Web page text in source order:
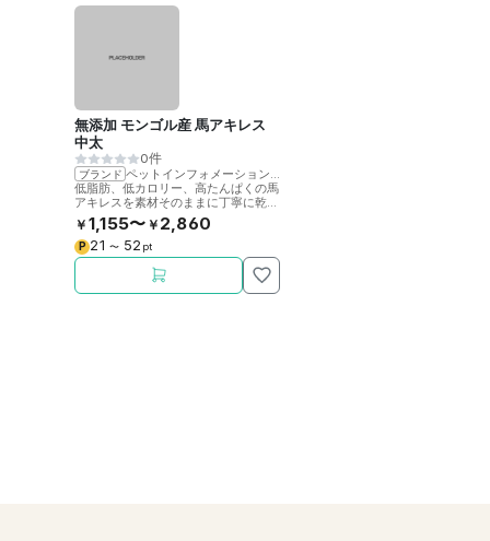
無添加 モンゴル産 馬アキレス
中太
0件
ブランド
低脂肪、低カロリー、高たんぱくの馬
アキレスを素材そのままに丁寧に乾燥
させました。噛むことで歯の健康をサ
ポート。
￥ 1,155〜 ￥ 2,860
P 21 〜 52 pt